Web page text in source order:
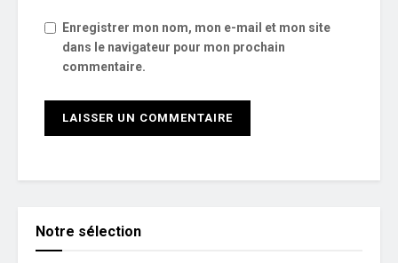
Enregistrer mon nom, mon e-mail et mon site
dans le navigateur pour mon prochain
commentaire.
Notre sélection